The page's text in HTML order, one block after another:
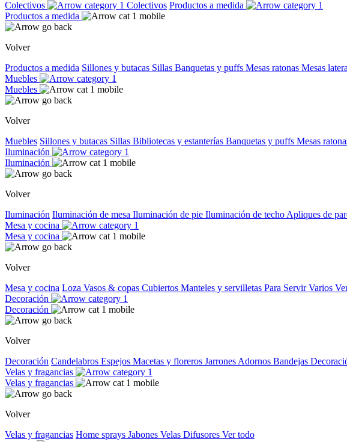
Colectivos Colectivos Productos a medida
Productos a medida
Volver
Productos a medida Sillones y butacas Sillas Banquetas y puffs Mesas ratonas Mesas
Muebles
Muebles
Volver
Muebles Sillones y butacas Sillas Bibliotecas y estanterías Banquetas y puffs Mesas
Iluminación
Iluminación
Volver
Iluminación Iluminación de mesa Iluminación de pie Iluminación de techo Apliques de
Mesa y cocina
Mesa y cocina
Volver
Mesa y cocina Loza Vasos & copas Cubiertos Manteles y servilletas Para ServirVarios
Decoración
Decoración
Volver
Decoración Candelabros Espejos Macetas y floreros Jarrones Adornos Bandejas
Velas y fragancias
Velas y fragancias
Volver
Velas y fragancias Home sprays Jabones Velas Difusores Ver todo